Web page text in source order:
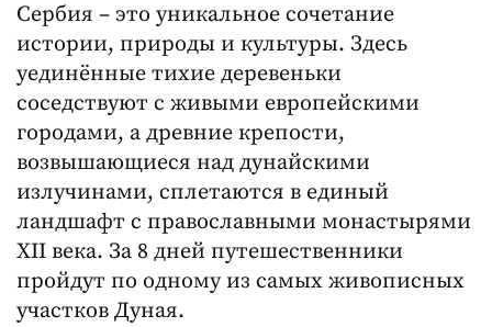
Сербия – это уникальное сочетание
истории, природы и культуры. Здесь
уединённые тихие деревеньки
соседствуют с живыми европейскими
городами, а древние крепости,
возвышающиеся над дунайскими
излучинами, сплетаются в единый
ландшафт с православными монастырями
XII века. За 8 дней путешественники
пройдут по одному из самых живописных
участков Дуная.